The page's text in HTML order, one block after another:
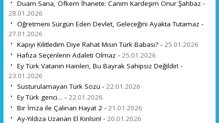
Duam Sana, Öfkem İhanete: Canım Kardeşim Onur Şahbaz -
28.01.2026
Öğretmeni Sürgün Eden Devlet, Geleceğini Ayakta Tutamaz -
27.01.2026
Kapıyı Kilitledim Diye Rahat Mısın Türk Babası? - 25.01.2026
Hafıza Seçenlerin Adaleti Olmaz - 25.01.2026
Ey Türk Vatanın Hainleri, Bu Bayrak Sahipsiz Değildir! -
23.01.2026
Susturulamayan Türk Sözü - 22.01.2026
Ey Türk genci… - 22.01.2026
Bir İmza ile Çalınan Hayat 2 - 21.01.2026
Ay-Yıldıza Uzanan El Kırılsın! - 20.01.2026